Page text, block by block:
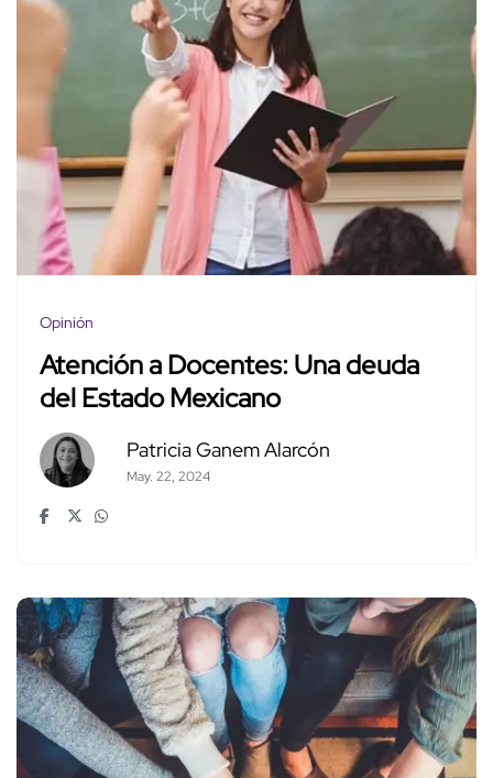
Opinión
Atención a Docentes: Una deuda
del Estado Mexicano
Patricia Ganem Alarcón
May. 22, 2024